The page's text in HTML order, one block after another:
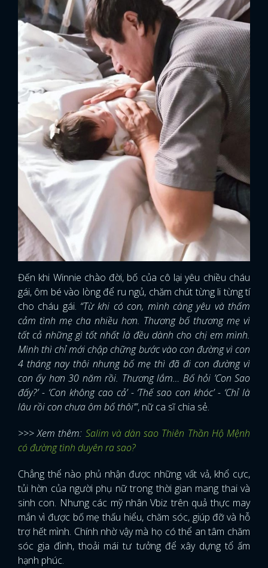
Đến khi Winnie chào đời, bố của cô lại yêu chiều cháu
gái, ôm bé vào lòng để ru ngủ, chăm chút từng li từng tí
cho cháu gái. “Từ khi có con, mình càng yêu và thấm
cảm tình mẹ cha nhiều hơn. Thương bố thương mẹ vì
tất cả những gì tốt nhất là đều dành cho chị em mình.
Mình thì chỉ mới chập chững bước vào con đường vì con
4 tháng nay thôi nhưng bố mẹ thì đã đi con đường vì
con ấy hơn 30 năm rồi. Thương lắm… Bố hỏi ’Con Sao
đấy?’ - ‘Con không cao cả’ - ‘Thế sao con khóc’ - ‘Chỉ là
lâu rồi con chưa ôm bố thôi’”, nữ ca sĩ chia sẻ.
>>> Xem thêm: Salim và dàn sao Thiên Thần Hộ Mệnh
có đường tình duyên ra sao?
Chẳng thể nào phủ nhận được những vất vả, khổ cực,
tủi hờn của người phụ nữ trong thời gian mang thai và
sinh con. Nhưng các mỹ nhân Vbiz trên quả thực may
mắn vì được bố mẹ thấu hiểu, chăm sóc, giúp đỡ và hỗ
trợ hết mình. Chính nhờ vậy mà họ có thể an tâm chăm
sóc gia đình, thoải mái tư tưởng để xây dựng tổ ấm
hạnh phúc.